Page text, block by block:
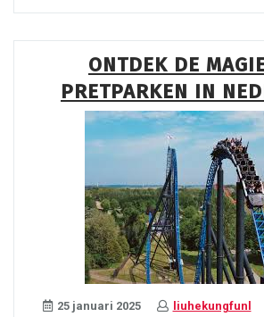
Een
van
ONTDEK DE
PRETPARKEN IN
25 januari 2025 liuhekungfunl